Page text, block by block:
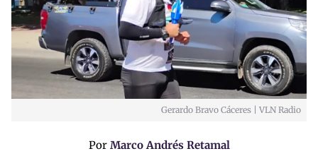
Gerardo Bravo Cáceres | VLN Radio
Por Marco Andrés Retamal